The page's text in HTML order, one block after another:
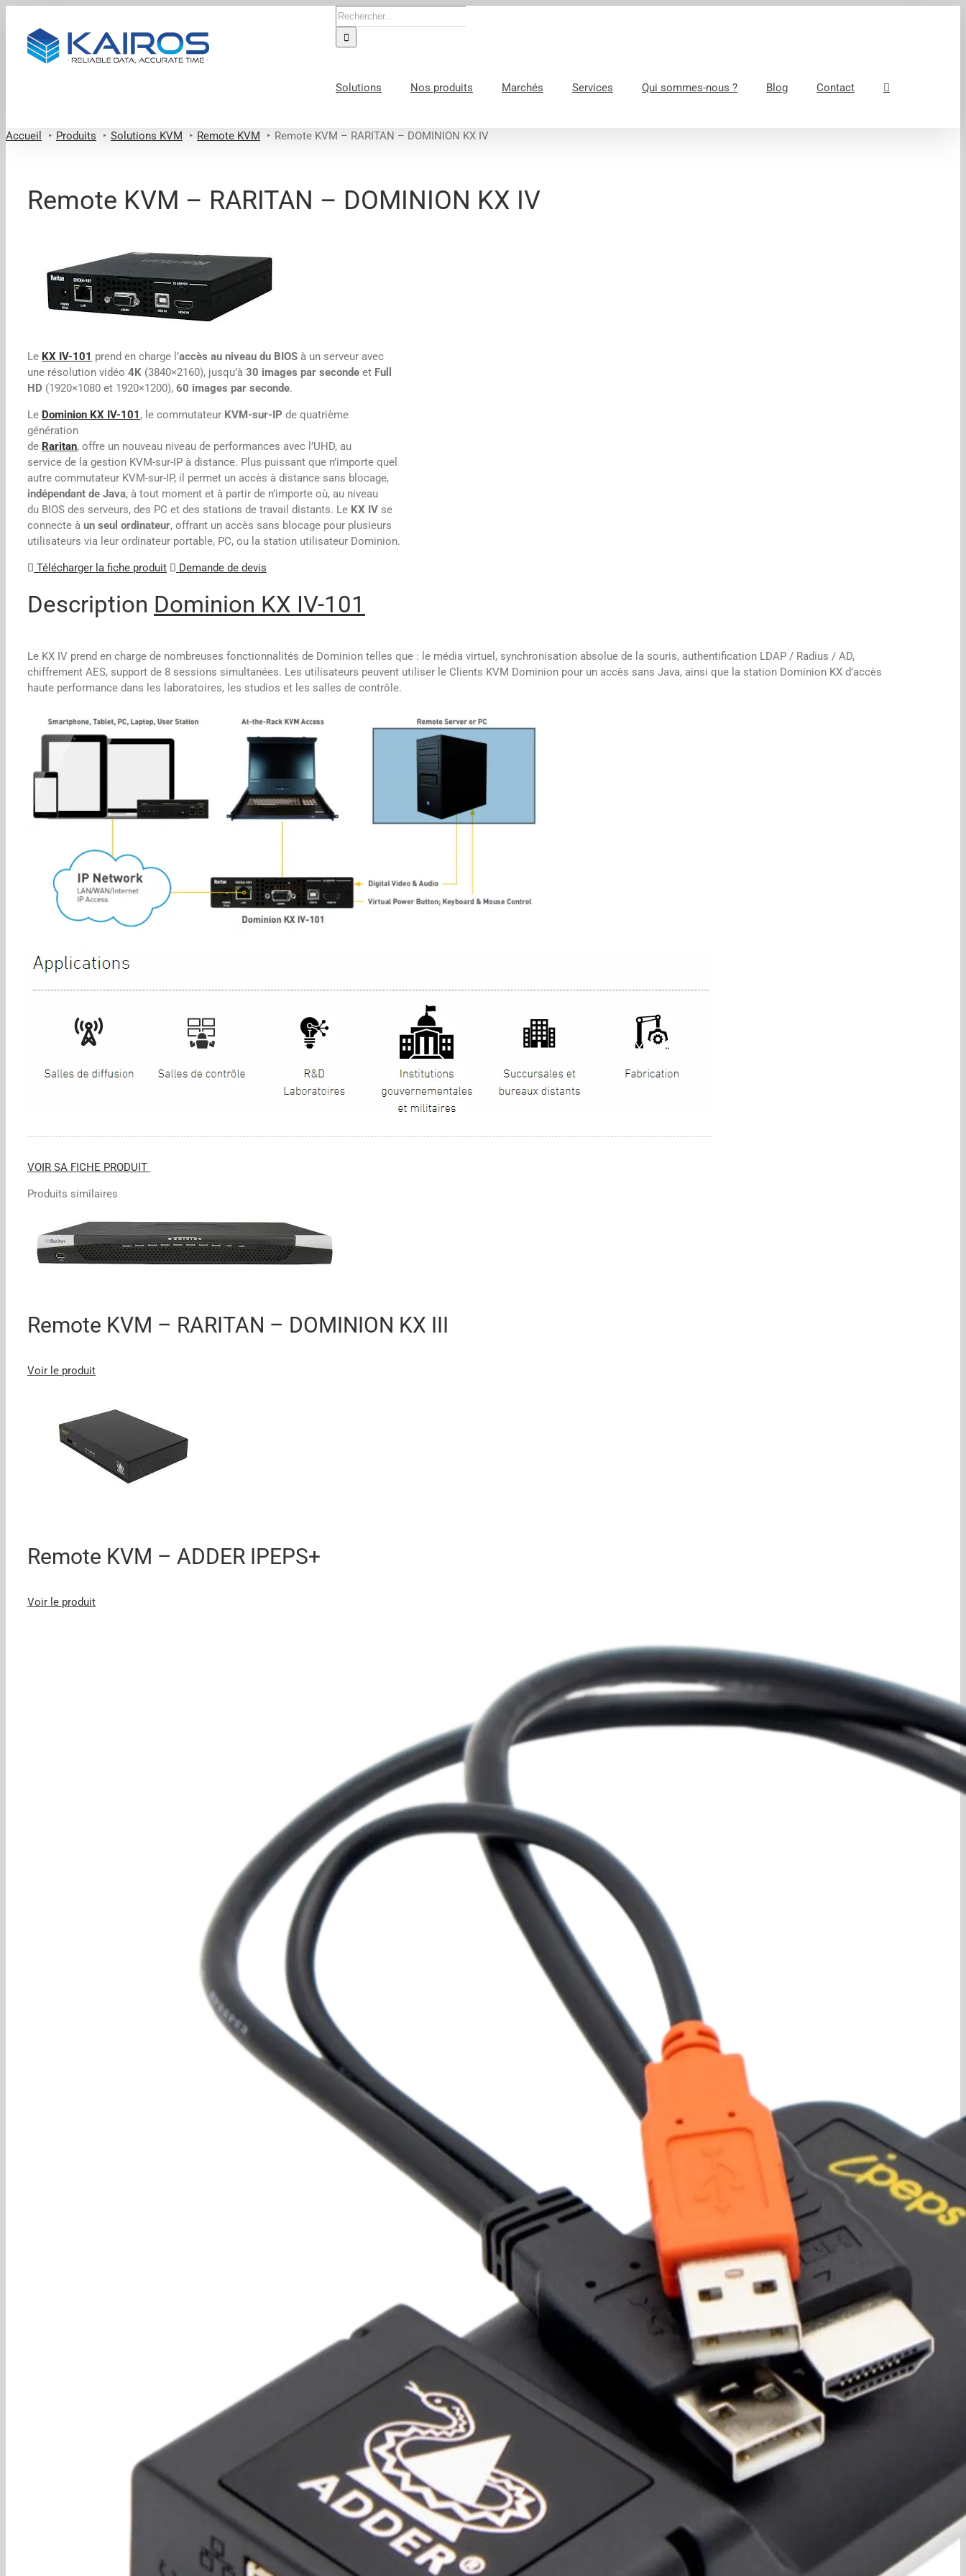
contenu
Rechercher:
Solutions Nos produits Marchés Services Qui sommes-nous ? Blog Contact
Accueil Produits Solutions KVM Remote KVM Remote KVM – RARITAN – DOMINION KX IV
Remote KVM – RARITAN – DOMINION KX IV
Le KX IV-101 prend en charge l’accès au niveau du BIOS à un serveur avec
une résolution vidéo 4K (3840×2160), jusqu’à 30 images par seconde et Full
HD (1920×1080 et 1920×1200), 60 images par seconde.
Le Dominion KX IV-101 , le commutateur KVM-sur-IP de quatrième
génération
de Raritan, offre un nouveau niveau de performances avec l’UHD, au
service de la gestion KVM-sur-IP à distance. Plus puissant que n’importe quel
autre commutateur KVM-sur-IP, il permet un accès à distance sans blocage,
indépendant de Java, à tout moment et à partir de n’importe où, au niveau
du BIOS des serveurs, des PC et des stations de travail distants. Le KX IV se
connecte à un seul ordinateur, offrant un accès sans blocage pour plusieurs
utilisateurs via leur ordinateur portable, PC, ou la station utilisateur Dominion.
Télécharger la fiche produit Demande de devis
Description Dominion KX IV-101
Le KX IV prend en charge de nombreuses fonctionnalités de Dominion telles que : le média virtuel, synchronisation absolue de la souris, authentification LDAP / Radius / AD,
chiffrement AES, support de 8 sessions simultanées. Les utilisateurs peuvent utiliser le Clients KVM Dominion pour un accès sans Java, ainsi que la station Dominion KX d’accès
haute performance dans les laboratoires, les studios et les salles de contrôle.
VOIR SA FICHE PRODUIT
Produits similaires
Remote KVM – RARITAN – DOMINION KX III
Voir le produit
Remote KVM – ADDER IPEPS+
Voir le produit